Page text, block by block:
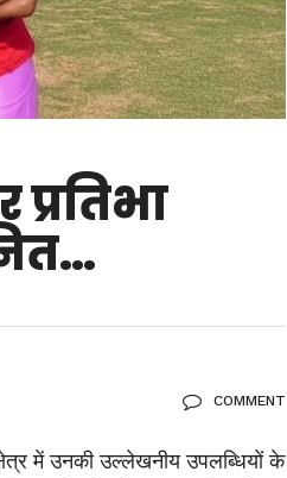
प्रतिभा
COMMENT
में उनकी उल्लेखनीय उपलब्धियों के